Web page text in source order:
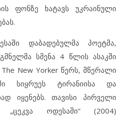
ფონზე ხატავს უკრაინული
დაბადებულმა პოეტმა,
სმენა 4 წლის ასაკში
New Yorker წერს, მწერალი
სიყრუეს ტირანიისა და
იყენებს. თავისი პირველი
ოდესაში“ (2004)